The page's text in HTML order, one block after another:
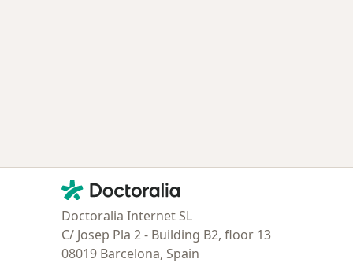
Contacto
Doctoralia - Página de inicio
Doctoralia Internet SL
C/ Josep Pla 2 - Building B2, floor 13
08019 Barcelona, Spain